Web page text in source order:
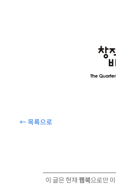
← 목록으로